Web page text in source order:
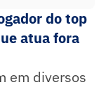
do top
atua fora
em diversos